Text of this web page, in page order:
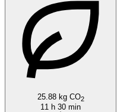
25.88 kg CO2
11 h 30 min